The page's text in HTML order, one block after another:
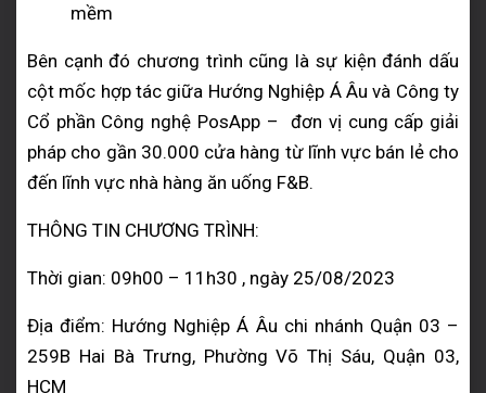
mềm
Bên cạnh đó chương trình cũng là sự kiện đánh dấu
cột mốc hợp tác giữa Hướng Nghiệp Á Âu và Công ty
Cổ phần Công nghệ PosApp – đơn vị cung cấp giải
pháp cho gần 30.000 cửa hàng từ lĩnh vực bán lẻ cho
đến lĩnh vực nhà hàng ăn uống F&B.
THÔNG TIN CHƯƠNG TRÌNH:
Thời gian: 09h00 – 11h30 , ngày 25/08/2023
Địa điểm: Hướng Nghiệp Á Âu chi nhánh Quận 03 –
259B Hai Bà Trưng, Phường Võ Thị Sáu, Quận 03,
HCM